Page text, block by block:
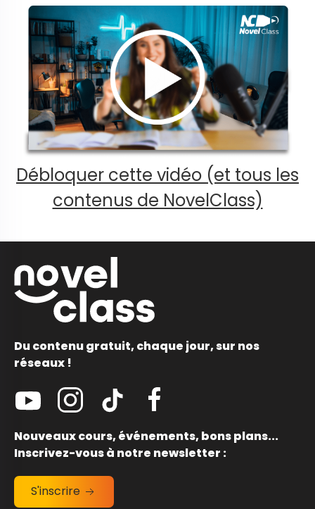
Débloquer cette vidéo (et tous les
contenus de NovelClass)
Du contenu gratuit, chaque jour, sur nos
réseaux !
Nouveaux cours, événements, bons plans...
Inscrivez-vous à notre newsletter :
S'inscrire